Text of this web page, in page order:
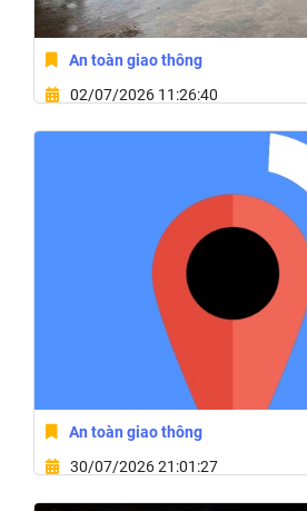
An toàn giao thông
02/07/2026 11:26:40
Xã Ea HLeo, Tỉnh Đắk Lắk
An toàn giao thông
30/07/2026 21:01:27
Phường Thành Nhất, Tỉnh Đắk Lắk